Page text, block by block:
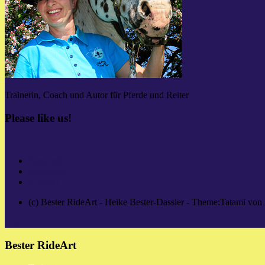
Trainerin, Coach und Autor für Pferde und Reiter
Please like us!
(c) Bester RideArt - Heike Bester-Dassler - Theme:Tatami von
Bester RideArt